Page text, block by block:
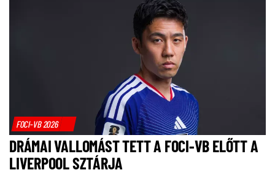
FOCI-VB 2026
DRÁMAI VALLOMÁST TETT A FOCI-VB ELŐTT A
LIVERPOOL SZTÁRJA